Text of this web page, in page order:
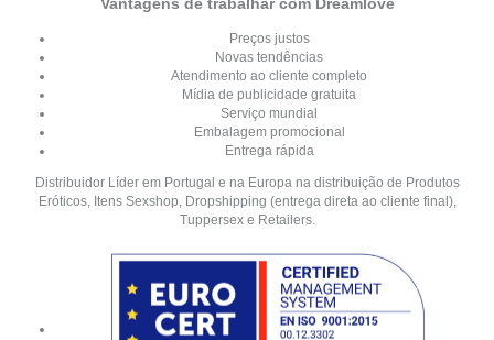
Preços justos
Novas tendências
Atendimento ao cliente completo
Mídia de publicidade gratuita
Serviço mundial
Embalagem promocional
Entrega rápida
Distribuidor Líder em Portugal e na Europa na distribuição de Produtos
Eróticos, Itens Sexshop, Dropshipping (entrega direta ao cliente final),
Tuppersex e Retailers.